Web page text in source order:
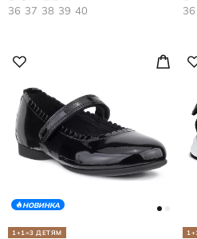
36 37 38 39 40 36
НОВИНКА
1+1=3 ДЕТЯМ